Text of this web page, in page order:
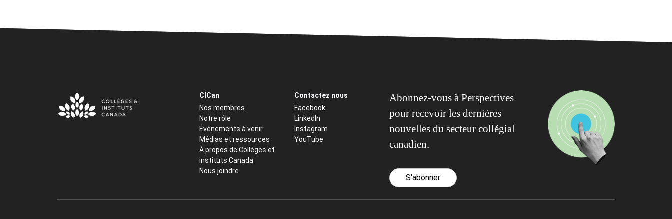
CICan
Nos membres
Notre rôle
Événements à venir
Médias et ressources
À propos de Collèges et
instituts Canada
Nous joindre
Contactez nous
Facebook
LinkedIn
Instagram
YouTube
Abonnez-vous à Perspectives
pour recevoir les dernières
nouvelles du secteur collégial
canadien.
S'abonner